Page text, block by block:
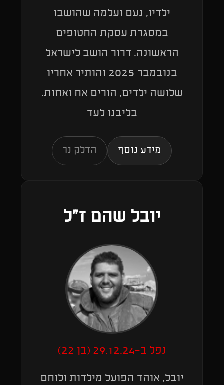
ילדיו, נעם ועלמה שהושבו
במסגרת עסקת החטופים
הראשונה. דרור הושב לישראל
בנובמבר 2025 והותיר אחריו
שלושה ילדים, הורים אח ואחות.
בליבנו לעד
מידע נוסף הדלק נר
יובל שהם ז״ל
נפל ב-29.12.24 (בן 22)
יובל, אוהד הפועל מילדות ולוחם